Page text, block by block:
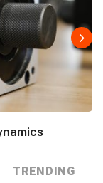
TRENDING